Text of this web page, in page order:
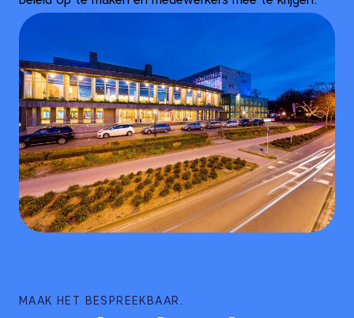
MAAK HET BESPREEKBAAR.